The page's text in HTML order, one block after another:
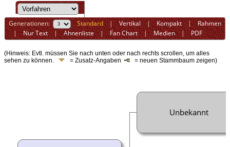
Generationen: Standard|Vertikal|Kompakt| Rahmen
|Nur Text|Ahnenliste|Fan Chart|Medien|PDF
(Hinweis: Evtl. müssen Sie nach unten oder nach rechts scrollen, um alles
sehen zu können.
= Zusatz-Angaben = neuen Stammbaum zeigen)
Unbekannt